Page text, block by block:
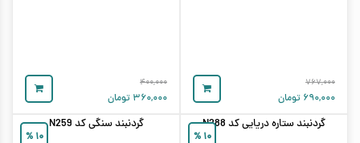
۷۶۷,۰۰۰
۶۹۰,۰۰۰ تومان
۴۰۰,۰۰۰
۳۶۰,۰۰۰ تومان
۱۰ %
گردنبند ستاره دریایی کد N288
۱۰ %
گردنبند سنگی کد N259